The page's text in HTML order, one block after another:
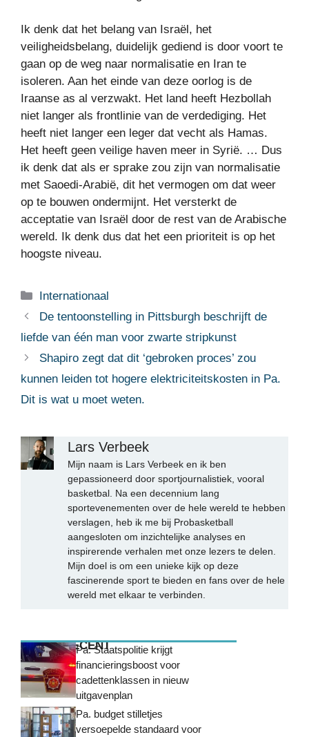
Ik denk dat het belang van Israël, het
veiligheidsbelang, duidelijk gediend is door voort te
gaan op de weg naar normalisatie en Iran te
isoleren. Aan het einde van deze oorlog is de
Iraanse as al verzwakt. Het land heeft Hezbollah
niet langer als frontlinie van de verdediging. Het
heeft niet langer een leger dat vecht als Hamas.
Het heeft geen veilige haven meer in Syrië. … Dus
ik denk dat als er sprake zou zijn van normalisatie
met Saoedi-Arabië, dit het vermogen om dat weer
op te bouwen ondermijnt. Het versterkt de
acceptatie van Israël door de rest van de Arabische
wereld. Ik denk dus dat het een prioriteit is op het
hoogste niveau.
Categorieën
Internationaal
De tentoonstelling in Pittsburgh beschrijft de
liefde van één man voor zwarte stripkunst
Shapiro zegt dat dit ‘gebroken proces’ zou
kunnen leiden tot hogere elektriciteitskosten in Pa.
Dit is wat u moet weten.
Lars Verbeek
Mijn naam is Lars Verbeek en ik ben
gepassioneerd door sportjournalistiek, vooral
basketbal. Na een decennium lang
sportevenementen over de hele wereld te hebben
verslagen, heb ik me bij Probasketball
aangesloten om inzichtelijke analyses en
inspirerende verhalen met onze lezers te delen.
Mijn doel is om een unieke kijk op deze
fascinerende sport te bieden en fans over de hele
wereld met elkaar te verbinden.
MEEST RECENTPa. Staatspolitie krijgt
financieringsboost voor
cadettenklassen in nieuw
uitgavenplan
Pa. budget stilletjes
versoepelde standaard voor